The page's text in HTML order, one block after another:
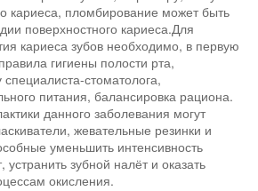
кариеса, пломбирование может быть
поверхностного кариеса.Для
кариеса зубов необходимо, в первую
гигиены полости рта,
стоматолога,
питания, балансировка рациона.
данного заболевания могут
жевательные резинки и
уменьшить интенсивность
устранить зубной налёт и оказать
окисления.